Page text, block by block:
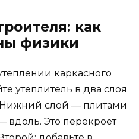
как
физики
каркасного
утеплитель в два слоя
Нижний слой — плитами
вдоль. Это перекроет